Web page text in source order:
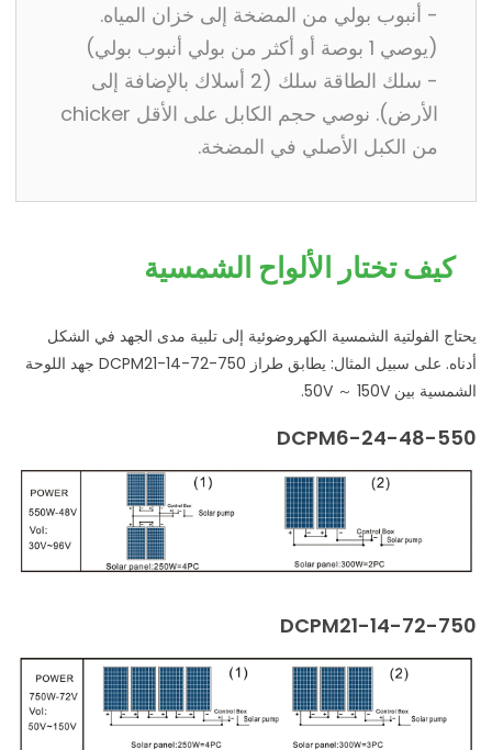
- أنبوب بولي من المضخة إلى خزان المياه.
(يوصي 1 بوصة أو أكثر من بولي أنبوب بولي)
- سلك الطاقة سلك (2 أسلاك بالإضافة إلى
الأرض). نوصي حجم الكابل على الأقل chicker
من الكبل الأصلي في المضخة.
كيف تختار الألواح الشمسية
يحتاج الفولتية الشمسية الكهروضوئية إلى تلبية مدى الجهد في الشكل
أدناه. على سبيل المثال: يطابق طراز DCPM21-14-72-750 جهد اللوحة
الشمسية بين 50V ～ 150V.
DCPM6-24-48-550
DCPM21-14-72-750